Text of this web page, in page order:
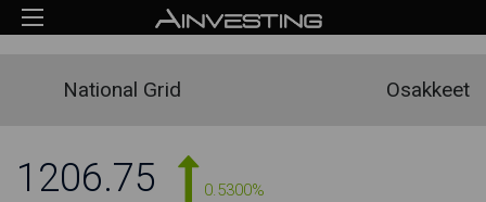
National Grid Osakkeet
1206.75 0.5300%